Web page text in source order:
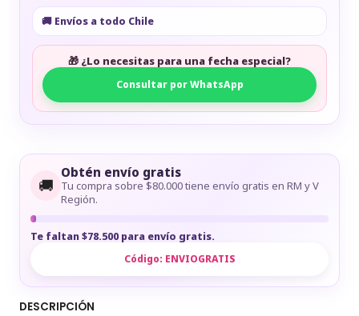
🚚 Envíos a todo Chile
🎁 ¿Lo necesitas para una fecha especial?
Consultar por WhatsApp
🚚
Obtén envío gratis
Tu compra sobre $80.000 tiene envío gratis en RM y V
Región.
Te faltan $78.500 para envío gratis.
Código: ENVIOGRATIS
DESCRIPCIÓN